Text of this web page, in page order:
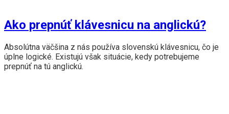
Ako prepnúť klávesnicu na anglickú?
Absolútna väčšina z nás používa slovenskú klávesnicu, čo je
úplne logické. Existujú však situácie, kedy potrebujeme
prepnúť na tú anglickú.